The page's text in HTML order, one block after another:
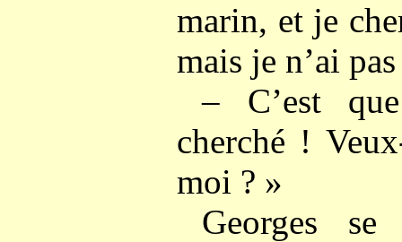
marin, et je
mais je n’ai
– C’est
cherché !
moi ? »
Georges